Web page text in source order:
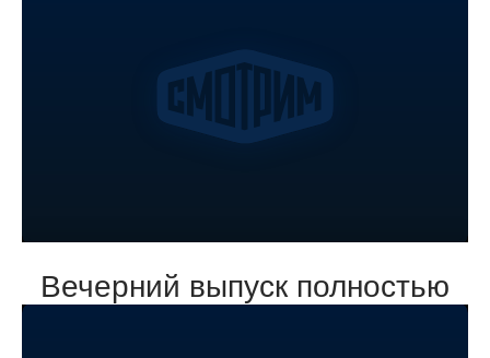
Вечерний выпуск полностью